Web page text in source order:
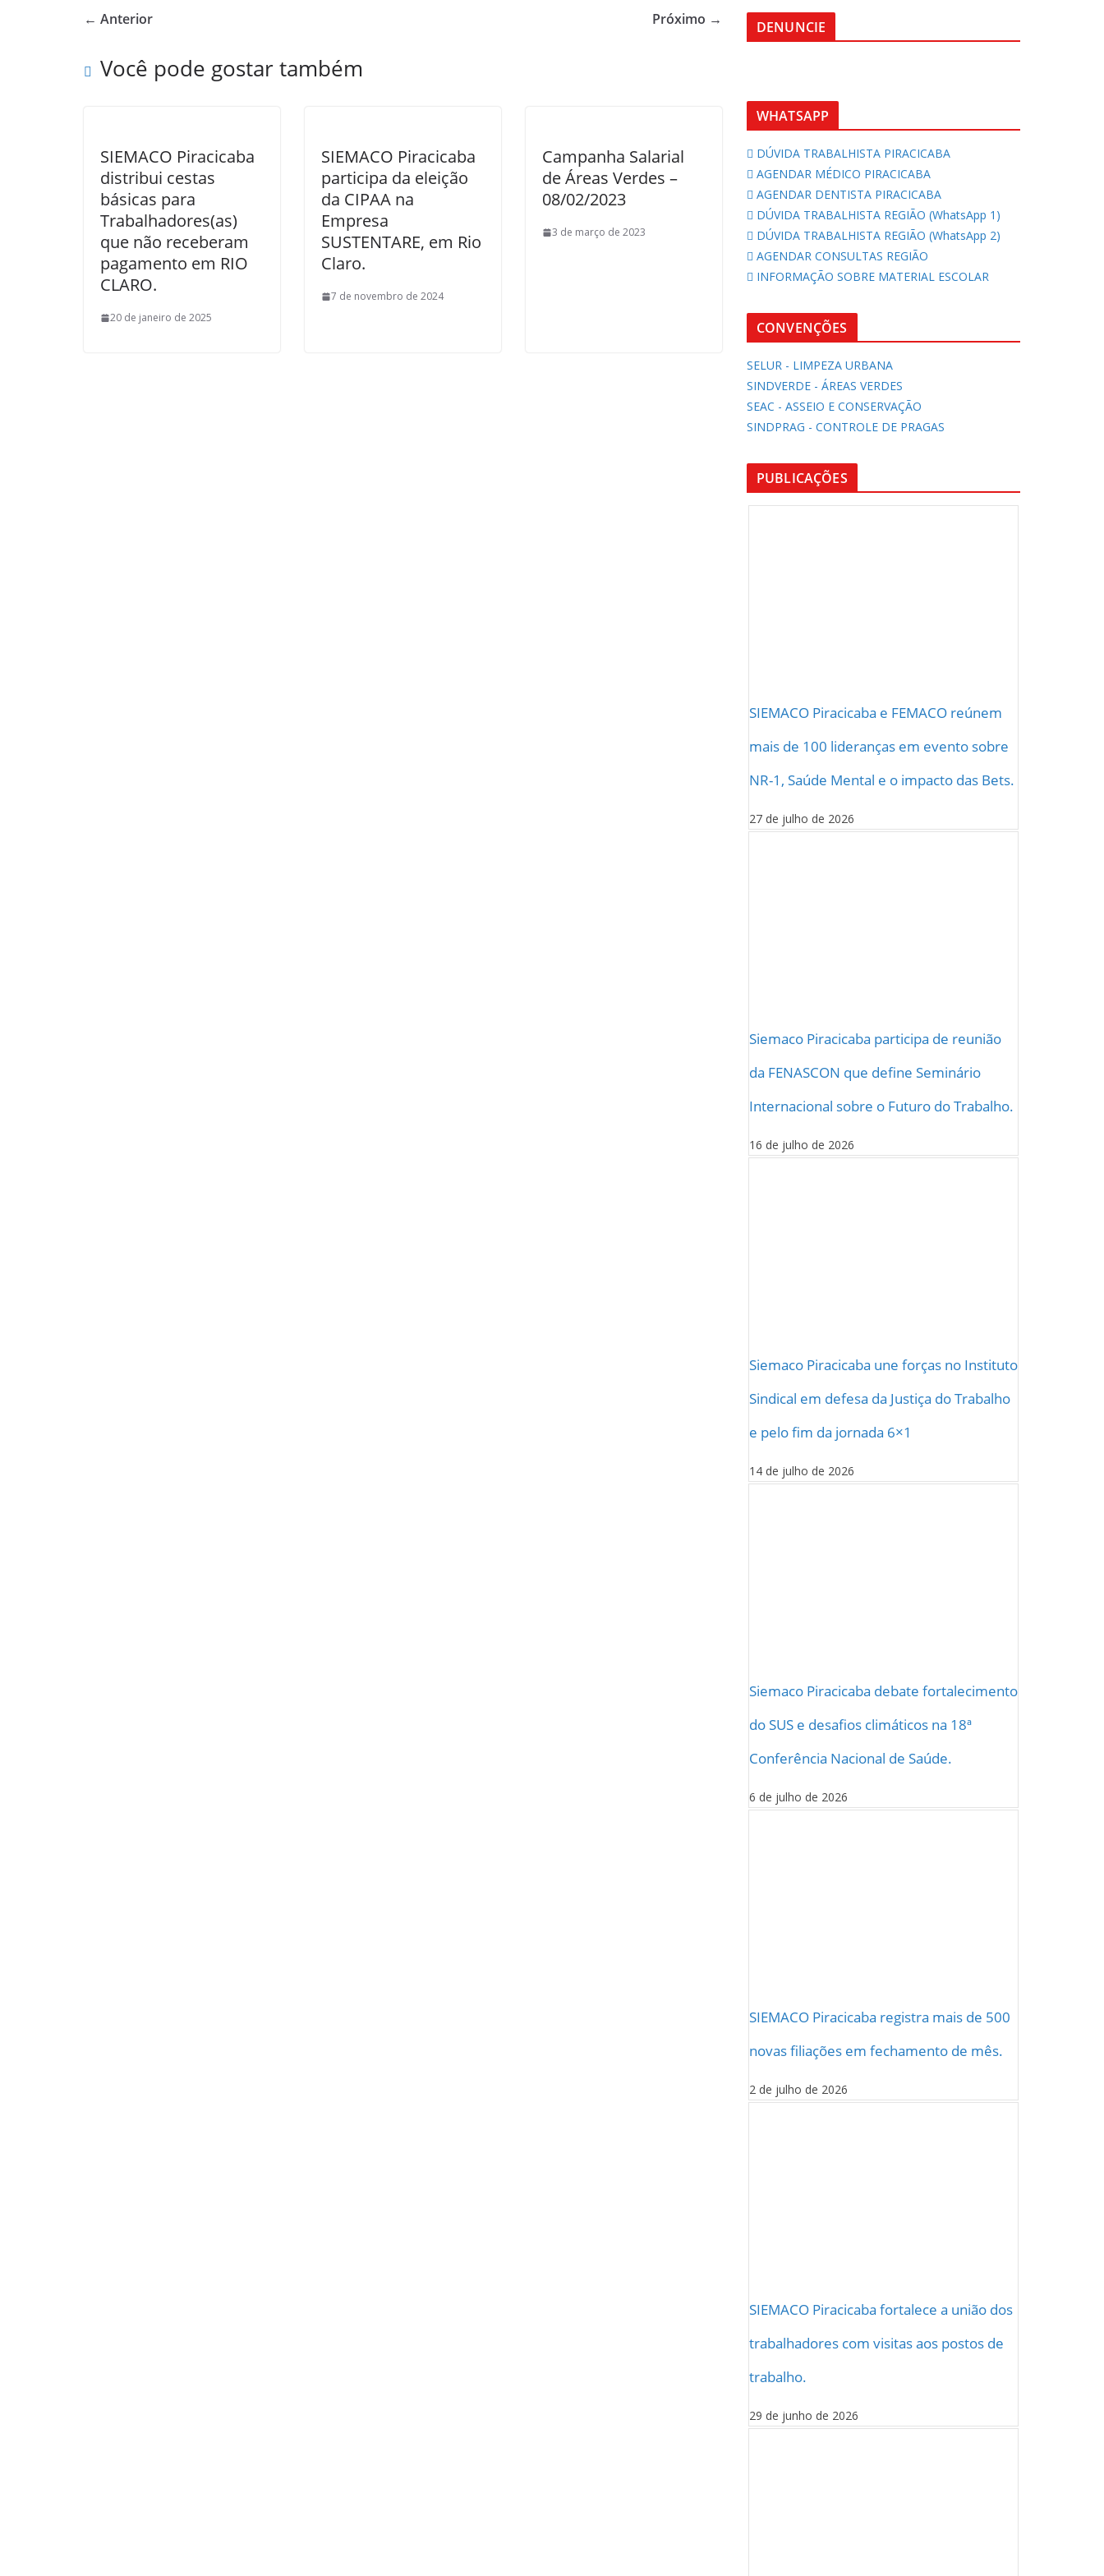
b
o
← Anterior Próximo →
Você pode gostar também
SIEMACO Piracicaba
distribui cestas
básicas para
Trabalhadores(as)
que não receberam
pagamento em RIO
CLARO.
20 de janeiro de 2025
SIEMACO Piracicaba
participa da eleição
da CIPAA na
Empresa
SUSTENTARE, em Rio
Claro.
7 de novembro de 2024
Campanha Salarial
de Áreas Verdes –
08/02/2023
3 de março de 2023
DENUNCIE
WHATSAPP
DÚVIDA TRABALHISTA PIRACICABA
AGENDAR MÉDICO PIRACICABA
AGENDAR DENTISTA PIRACICABA
DÚVIDA TRABALHISTA REGIÃO (WhatsApp 1)
DÚVIDA TRABALHISTA REGIÃO (WhatsApp 2)
AGENDAR CONSULTAS REGIÃO
INFORMAÇÃO SOBRE MATERIAL ESCOLAR
CONVENÇÕES
SELUR - LIMPEZA URBANA
SINDVERDE - ÁREAS VERDES
SEAC - ASSEIO E CONSERVAÇÃO
SINDPRAG - CONTROLE DE PRAGAS
PUBLICAÇÕES
SIEMACO Piracicaba e FEMACO reúnem
mais de 100 lideranças em evento sobre
NR-1, Saúde Mental e o impacto das Bets.
27 de julho de 2026
Siemaco Piracicaba participa de reunião
da FENASCON que define Seminário
Internacional sobre o Futuro do Trabalho.
16 de julho de 2026
Siemaco Piracicaba une forças no Instituto
Sindical em defesa da Justiça do Trabalho
e pelo fim da jornada 6×1
14 de julho de 2026
Siemaco Piracicaba debate fortalecimento
do SUS e desafios climáticos na 18ª
Conferência Nacional de Saúde.
6 de julho de 2026
SIEMACO Piracicaba registra mais de 500
novas filiações em fechamento de mês.
2 de julho de 2026
SIEMACO Piracicaba fortalece a união dos
trabalhadores com visitas aos postos de
trabalho.
29 de junho de 2026